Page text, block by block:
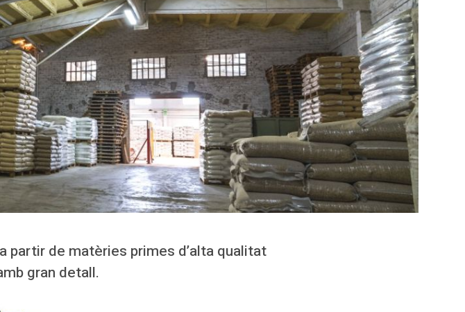
partir de matèries primes d’alta qualitat
gran detall.